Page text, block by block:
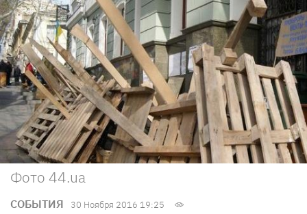
Фото 44.ua
СОБЫТИЯ 30 Ноября 2016 19:25